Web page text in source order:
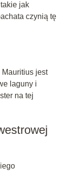
jak
czynią tę
Mauritius jest
laguny i
na tej